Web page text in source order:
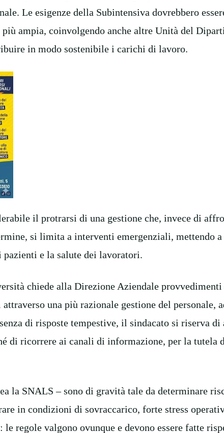
Le esigenze della Subintensiva dovrebbero
ampia, coinvolgendo anche altre Unità del
in modo sostenibile i carichi di lavoro.
il protrarsi di una gestione che, invece di
si limita a interventi emergenziali, mettendo
e la salute dei lavoratori.
chiede alla Direzione Aziendale
una più razionale gestione del personale,
di risposte tempestive, il sindacato si riserva
di ricorrere ai canali di informazione, per la
la SNALS – sono di gravità tale da determinare
in condizioni di sovraccarico, forte stress
regole valgono ovunque e devono essere fatte